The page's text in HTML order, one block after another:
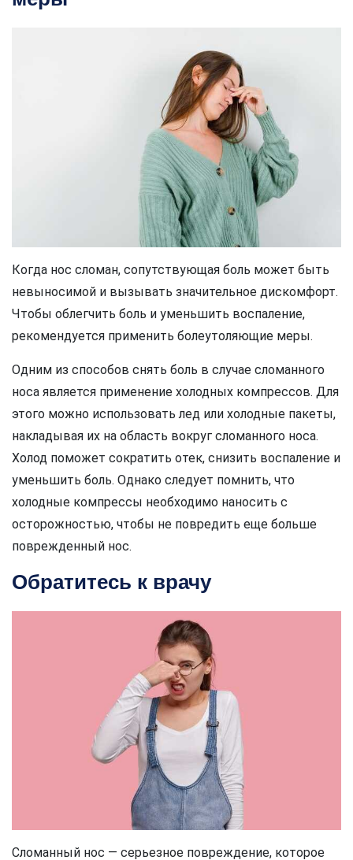
Когда нос сломан, сопутствующая боль может быть
невыносимой и вызывать значительное дискомфорт.
Чтобы облегчить боль и уменьшить воспаление,
рекомендуется применить болеутоляющие меры.
Одним из способов снять боль в случае сломанного
носа является применение холодных компрессов. Для
этого можно использовать лед или холодные пакеты,
накладывая их на область вокруг сломанного носа.
Холод поможет сократить отек, снизить воспаление и
уменьшить боль. Однако следует помнить, что
холодные компрессы необходимо наносить с
осторожностью, чтобы не повредить еще больше
поврежденный нос.
Обратитесь к врачу
Сломанный нос — серьезное повреждение, которое